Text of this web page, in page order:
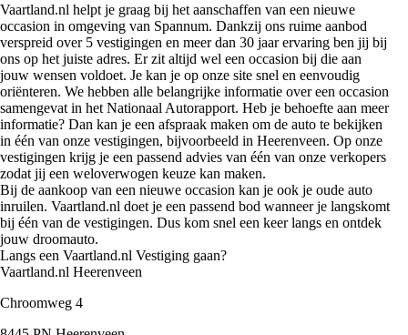
Vaartland.nl helpt je graag bij het aanschaffen van een nieuwe
occasion in omgeving van Spannum. Dankzij ons ruime aanbod
verspreid over 5 vestigingen en meer dan 30 jaar ervaring ben jij bij
ons op het juiste adres. Er zit altijd wel een occasion bij die aan
jouw wensen voldoet. Je kan je op onze site snel en eenvoudig
oriënteren. We hebben alle belangrijke informatie over een occasion
samengevat in het Nationaal Autorapport. Heb je behoefte aan meer
informatie? Dan kan je een afspraak maken om de auto te bekijken
in één van onze vestigingen, bijvoorbeeld in Heerenveen. Op onze
vestigingen krijg je een passend advies van één van onze verkopers
zodat jij een weloverwogen keuze kan maken.
Bij de aankoop van een nieuwe occasion kan je ook je oude auto
inruilen. Vaartland.nl doet je een passend bod wanneer je langskomt
bij één van de vestigingen. Dus kom snel een keer langs en ontdek
jouw droomauto.
Langs een Vaartland.nl Vestiging gaan?
Vaartland.nl Heerenveen
Chroomweg 4